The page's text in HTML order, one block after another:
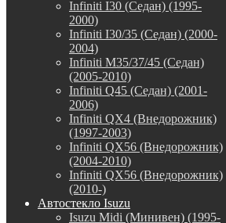
Infiniti I30 (Седан) (1995-
2000)
Infiniti I30/35 (Седан) (2000-
2004)
Infiniti M35/37/45 (Седан)
(2005-2010)
Infiniti Q45 (Седан) (2001-
2006)
Infiniti QX4 (Внедорожник)
(1997-2003)
Infiniti QX56 (Внедорожник)
(2004-2010)
Infiniti QX56 (Внедорожник)
(2010-)
Автостекло Isuzu
Isuzu Midi (Минивен) (1995-